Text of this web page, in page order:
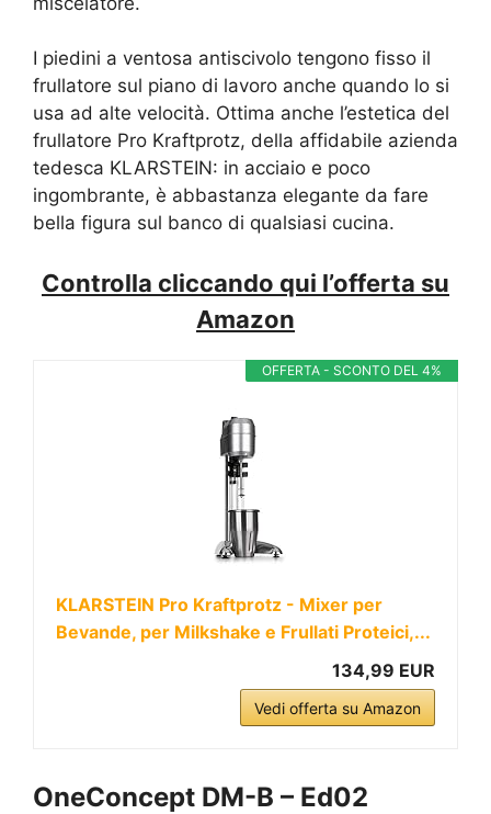
I piedini a ventosa antiscivolo tengono fisso il
frullatore sul piano di lavoro anche quando lo si
usa ad alte velocità. Ottima anche l’estetica del
frullatore Pro Kraftprotz, della affidabile azienda
tedesca KLARSTEIN: in acciaio e poco
ingombrante, è abbastanza elegante da fare
bella figura sul banco di qualsiasi cucina.
Controlla cliccando qui l’offerta su
Amazon
OFFERTA - SCONTO DEL 4%
KLARSTEIN Pro Kraftprotz - Mixer per
Bevande, per Milkshake e Frullati Proteici,...
134,99 EUR
Vedi offerta su Amazon
OneConcept DM-B – Ed02